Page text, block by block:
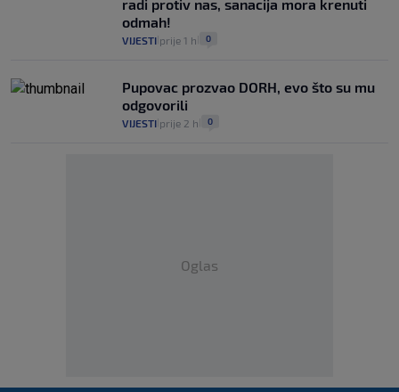
radi protiv nas, sanacija mora krenuti
odmah!
VIJESTI prije 1 h 0
Pupovac prozvao DORH, evo što su mu
odgovorili
VIJESTI prije 2 h 0
Oglas